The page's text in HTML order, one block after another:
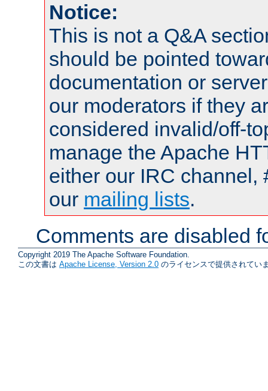
Notice:
This is not a Q&A
should be pointed
documentation or
our moderators if they
considered invalid/off-
manage the Apache
either our IRC channel,
our mailing lists.
Comments are disabled
Copyright 2019 The Apache Software Foundation.
この文書は Apache License, Version 2.0 のライセンスで提供されてい